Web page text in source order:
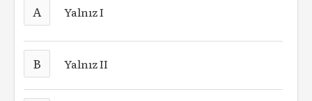
A Yalnız I
B Yalnız II